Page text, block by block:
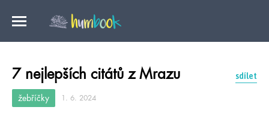
7 nejlepších citátů z Mrazu sdílet
žebříčky 1. 6. 2024